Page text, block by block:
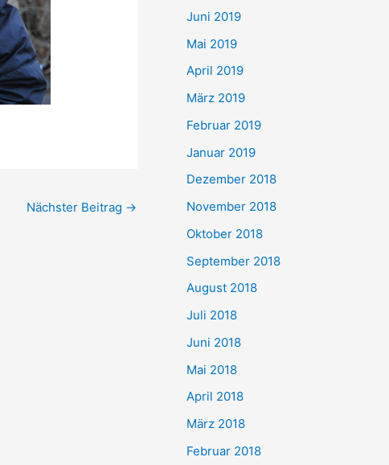
Nächster Beitrag →
Juni 2019
Mai 2019
April 2019
März 2019
Februar 2019
Januar 2019
Dezember 2018
November 2018
Oktober 2018
September 2018
August 2018
Juli 2018
Juni 2018
Mai 2018
April 2018
März 2018
Februar 2018